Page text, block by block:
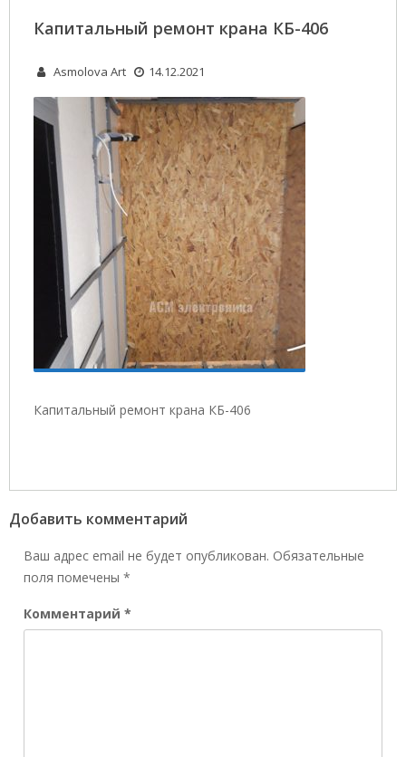
Капитальный ремонт крана КБ-406
Asmolova Art 14.12.2021
Капитальный ремонт крана КБ-406
Добавить комментарий
Ваш адрес email не будет опубликован. Обязательные
поля помечены *
Комментарий *